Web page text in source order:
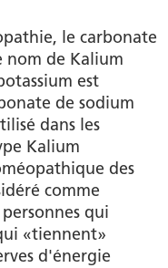
le carbonate
nom de Kalium
est
de sodium
dans les
Kalium
des
comme
qui
«tiennent»
d'énergie